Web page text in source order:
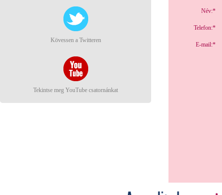
Kövessen a Twitteren
Tekintse meg YouTube csatornánkat
Név:*
Telefon:*
E-mail:*